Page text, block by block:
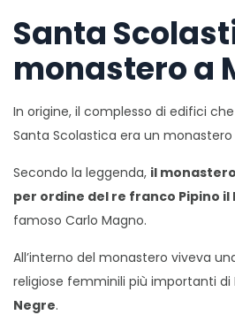
Santa
monastero a
In origine, il complesso di edifici
Santa Scolastica era un
Secondo la leggenda, il
per ordine del re franco Pipino il
famoso Carlo Magno.
All’interno del monastero viveva
religiose femminili più importanti di
Negre.